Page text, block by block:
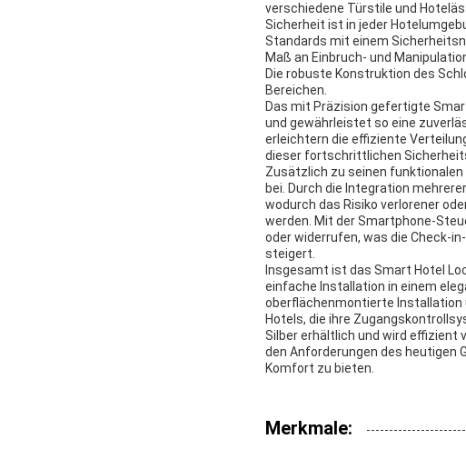
verschiedene Türstile und
Sicherheit ist in jeder
Standards mit einem
Maß an Einbruch- und
Die robuste Konstruktion des
Bereichen.
Das mit Präzision gefertigte
und gewährleistet so eine
erleichtern die effiziente
dieser fortschrittlichen
Zusätzlich zu seinen
bei. Durch die Integration
wodurch das Risiko verlorener
werden. Mit der Smartphone-
oder widerrufen, was die Check-
steigert.
Insgesamt ist das Smart Hotel
einfache Installation in einem
oberflächenmontierte Installation
Hotels, die ihre
Silber erhältlich und wird effizient
den Anforderungen des heutigen
Komfort zu bieten.
Merkmale: